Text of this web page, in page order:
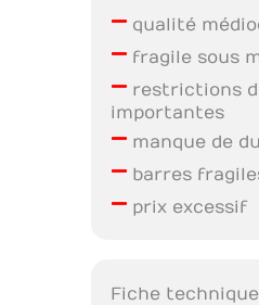
–qualité
–fragile sous
–restrictions
importantes
–manque de
–barres
–prix excessif
Fiche technique